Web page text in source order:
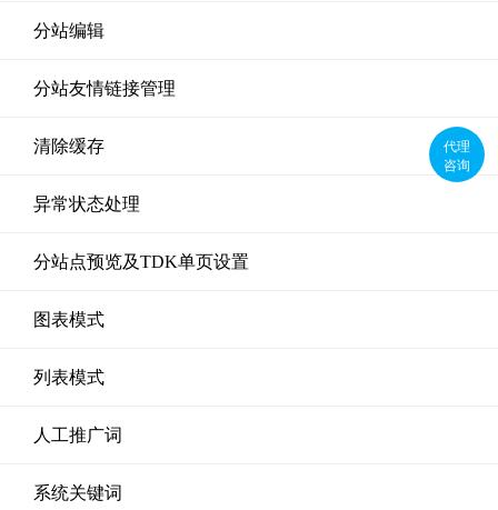
分站编辑
分站友情链接管理
清除缓存
异常状态处理
分站点预览及TDK单页设置
图表模式
列表模式
人工推广词
系统关键词
代理
咨询